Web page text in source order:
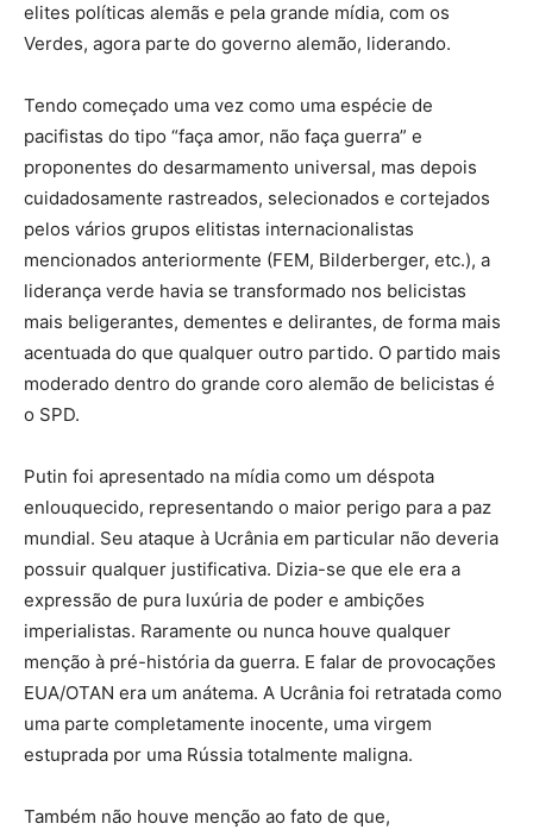
elites políticas alemãs e pela grande mídia, com os
Verdes, agora parte do governo alemão, liderando.
Tendo começado uma vez como uma espécie de
pacifistas do tipo “faça amor, não faça guerra” e
proponentes do desarmamento universal, mas depois
cuidadosamente rastreados, selecionados e cortejados
pelos vários grupos elitistas internacionalistas
mencionados anteriormente (FEM, Bilderberger, etc.), a
liderança verde havia se transformado nos belicistas
mais beligerantes, dementes e delirantes, de forma mais
acentuada do que qualquer outro partido. O partido mais
moderado dentro do grande coro alemão de belicistas é
o SPD.
Putin foi apresentado na mídia como um déspota
enlouquecido, representando o maior perigo para a paz
mundial. Seu ataque à Ucrânia em particular não deveria
possuir qualquer justificativa. Dizia-se que ele era a
expressão de pura luxúria de poder e ambições
imperialistas. Raramente ou nunca houve qualquer
menção à pré-história da guerra. E falar de provocações
EUA/OTAN era um anátema. A Ucrânia foi retratada como
uma parte completamente inocente, uma virgem
estuprada por uma Rússia totalmente maligna.
Também não houve menção ao fato de que,